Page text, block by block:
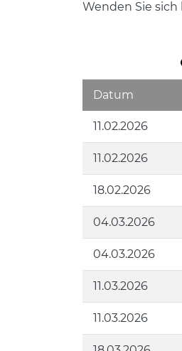
Wenden Sie sich
Datum
11.02.2026
11.02.2026
18.02.2026
04.03.2026
04.03.2026
11.03.2026
11.03.2026